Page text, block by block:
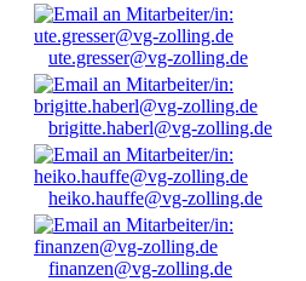
ute.gresser@vg-zolling.de
brigitte.haberl@vg-zolling.de
heiko.hauffe@vg-zolling.de
finanzen@vg-zolling.de